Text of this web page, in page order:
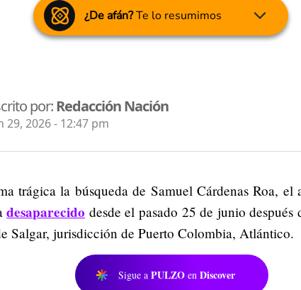
¿De afán?Te lo resumimos
por:Redacción Nación
29, 2026 - 12:47 pm
trágica la búsqueda de Samuel Cárdenas Roa, el
desaparecido desde el pasado 25 de junio
Salgar, jurisdicción de Puerto Colombia, Atlántico.
Sigue a PULZO en Discover